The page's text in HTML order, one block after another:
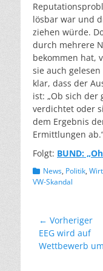
lösbar war und
ziehen würde.
durch mehrere
bekommen hat,
sie auch
klar, dass der
ist: „Ob sich der
verdichtet oder
dem Ergebnis
Ermittlungen
Folgt: BUND:
Kategorien
News, Politik,
VW-Skandal
← Vorheriger
Vorheriger
Beitrag:
EEG wird auf
Wettbewerb